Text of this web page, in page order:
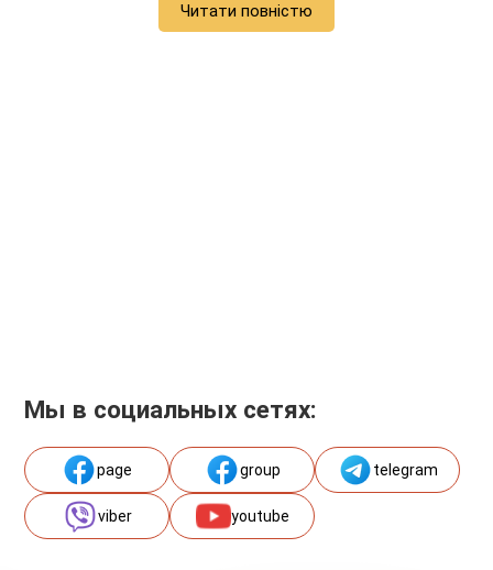
Читати повністю
Мы в социальных сетях:
page group telegram
viber youtube